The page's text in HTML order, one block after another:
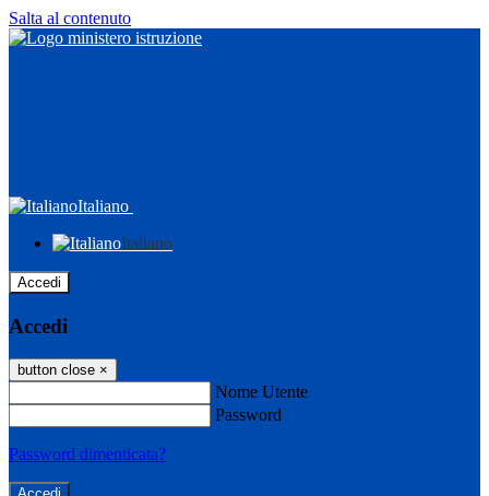
Salta al contenuto
Italiano
Italiano
Accedi
Accedi
button close ×
Nome Utente
Password
Password dimenticata?